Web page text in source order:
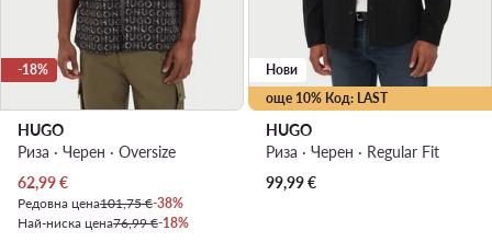
-18%
HUGO
Риза · Черен · Oversize
Актуална цена
62,99€
Редовна цена101,75 €-38%
Най-ниска цена76,99 €-18%
още 10% Код: LAST
Нови
HUGO
Риза · Черен · Regular Fit
99,99€